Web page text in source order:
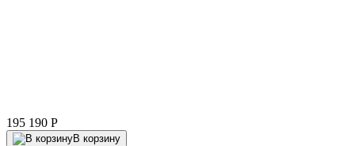
195 190 P
В корзину